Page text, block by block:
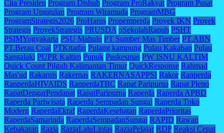
Cita Presiden Program Dishub Program ProRakyat Program Pusat
Program Unggulan Program Wiramuda ProgramMBG
ProgramStrategis2026 ProHarus Propemperda Proyek IKN Proyek
Strategis ProyekStrategis PRUSDA pSekolahRapuh PSHT
PSIMYogyakarta PSU Mahulu PT Sumber Mas Timber PT.ABN
PT.Berau Coal PTKitadin Pulang kampung Pulau Kakaban Pulau
Sangalaki PUPR Kaltim Pupuk Puskesmas PW ISNU KALTIM
Quick Count Pilgub Kalimantan Timur QuickResponse Rahmad
Mas'ud Rakarnis Rakernas RAKERNASAPPSI Rakor Ranperda
RanperdaHIVAIDS RanperdaTBC Rapat Paripurna Rapat Pleno
RapatDengarPendapat RapatParipurna Raperda Raperda APBD
Raperda Pariwisata Raperda Sempadan Sungai Raperda Toko
Modern RaperdaEkraf RaperdaKesehatan RaperdaPrioritas
RaperdaSamarinda RaperdaSempadanSungai RAPID Rawan
Kebakaran Razia RaziaLaluLintas RaziaPelajar RDP Reaksi Cepat